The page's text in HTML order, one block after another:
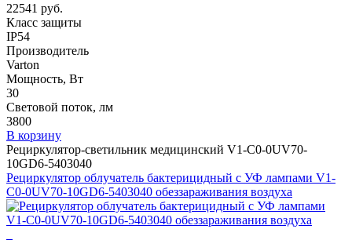
22541 руб.
Класс защиты
IP54
Производитель
Varton
Мощность, Вт
30
Световой поток, лм
3800
В корзину
Рециркулятор-светильник медицинский V1-C0-0UV70-
10GD6-5403040
Рециркулятор облучатель бактерицидный с УФ лампами V1-
C0-0UV70-10GD6-5403040 обеззараживания воздуха